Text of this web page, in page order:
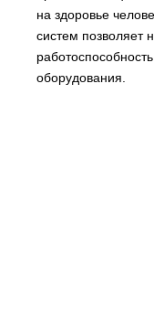
на здоровье
систем позволяет
оборудования.